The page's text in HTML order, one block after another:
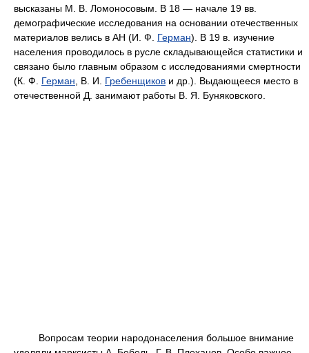
высказаны М. В. Ломоносовым. В 18 — начале 19 вв.
демографические исследования на основании отечественных
материалов велись в АН (И. Ф. Герман). В 19 в. изучение
населения проводилось в русле складывающейся статистики и
связано было главным образом с исследованиями смертности
(К. Ф. Герман , В. И. Гребенщиков и др.). Выдающееся место в
отечественной Д. занимают работы В. Я. Буняковского.
Вопросам теории народонаселения большое внимание